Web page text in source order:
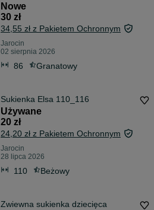
Nowe
30 zł
34,55 zł z Pakietem Ochronnym
Jarocin
02 sierpnia 2026
86 Granatowy
Sukienka Elsa 110_116
Używane
20 zł
24,20 zł z Pakietem Ochronnym
Jarocin
28 lipca 2026
110 Beżowy
Zwiewna sukienka dziecięca